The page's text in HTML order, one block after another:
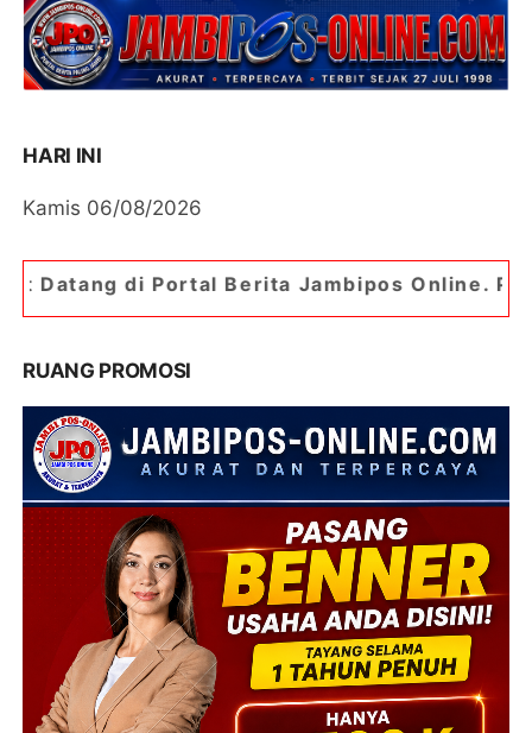
HARI INI
Kamis 06/08/2026
Berita Jambipos Online. Portal Berita
RUANG PROMOSI